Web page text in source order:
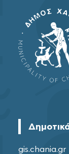
gis.chania.gr